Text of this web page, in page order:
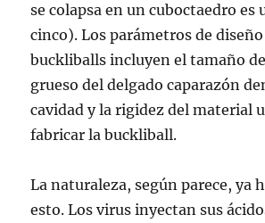
se colapsa en un cuboctaedro es
cinco). Los parámetros de
buckliballs incluyen el tamaño
grueso del delgado caparazón
cavidad y la rigidez del material
fabricar la buckliball.
La naturaleza, según parece, ya
esto. Los virus inyectan sus